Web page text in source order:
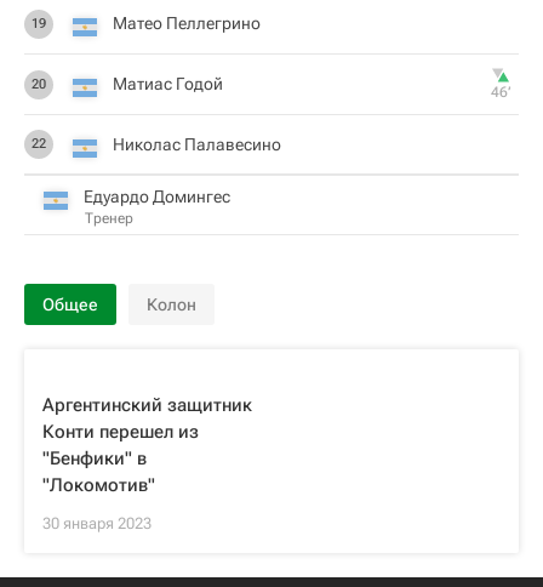
19 Матео Пеллегрино
20 Матиас Годой 46‎’‎
22 Николас Палавесино
Едуардо Домингес
Тренер
Общее Колон
Аргентинский защитник
Конти перешел из
"Бенфики" в
"Локомотив"
30 января 2023